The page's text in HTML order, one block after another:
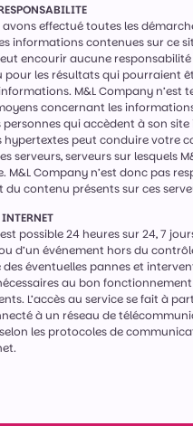
effectué toutes les
informations contenues sur ce
encourir aucune responsabilité
pour les résultats qui pourraient
M&L Company n’est
concernant les
qui accèdent à son site
hypertextes peut conduire votre
serveurs, serveurs sur lesquels
M&L Company n’est donc pas
du contenu présents sur ces
est possible 24 heures sur 24, 7
d’un événement hors du
des éventuelles pannes et
au bon fonctionnement
L’accès au service se fait à
à un réseau de
selon les protocoles de